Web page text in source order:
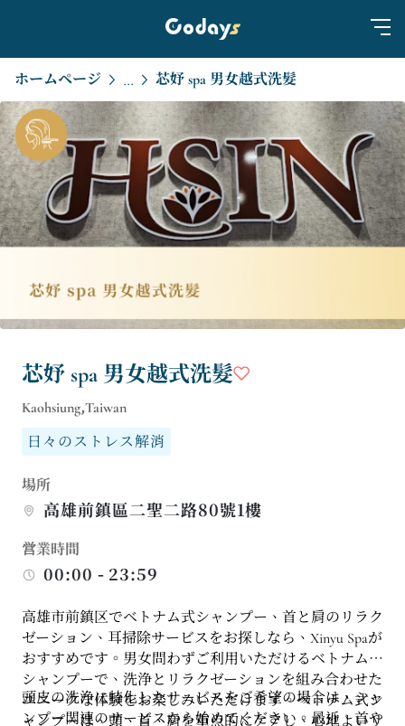
ホームページ ... 芯妤 spa 男女越式洗髮
芯妤 spa 男女越式洗髮
Kaohsiung,Taiwan
日々のストレス解消
場所
高雄前鎮區二聖二路80號1樓
営業時間
00:00 - 23:59
高雄市前鎮区でベトナム式シャンプー、首と肩のリラク
ゼーション、耳掃除サービスをお探しなら、Xinyu Spaが
おすすめです。男女問わずご利用いただけるベトナム式
シャンプーで、洗浄とリラクゼーションを組み合わせた
ユニークな体験をお楽しみいただけます。ベトナム式シ
ャンプーは、頭、首、肩を重点的にケアし、心地よいリ
頭皮の洗浄に特化したサービスをご希望の場合は、シャ
ンプー関連のサービスから始めてください。最近、首や